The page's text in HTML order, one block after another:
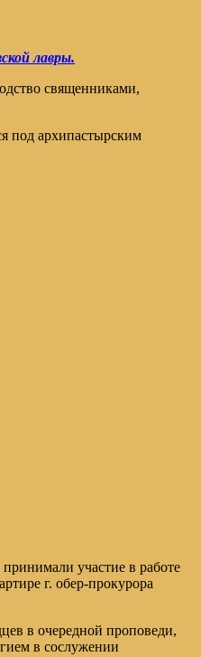
лавры.
священниками,
под архипастырским
участие в работе
г. обер-прокурора
в очередной проповеди,
в сослужении